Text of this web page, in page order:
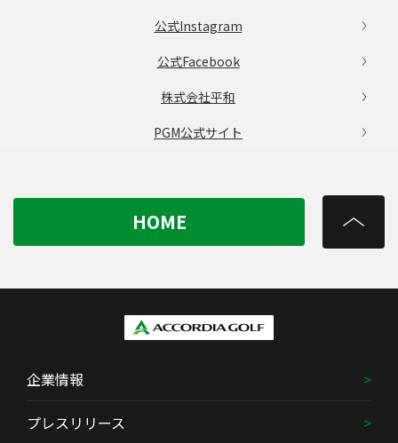
公式Instagram
公式Facebook
株式会社平和
PGM公式サイト
HOME
企業情報
プレスリリース